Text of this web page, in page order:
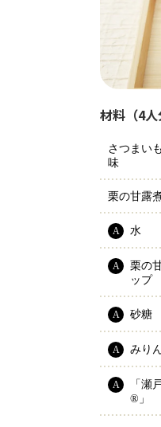
材料（4人
さつまい
味
栗の甘露
A 水
A
栗の
ップ
A 砂糖
A みり
A
「瀬
®」